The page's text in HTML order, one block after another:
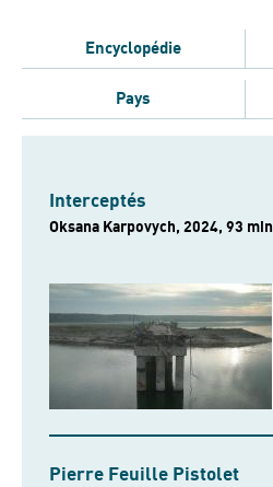
Encyclopédie
Pays
Interceptés
Oksana Karpovych, 2024, 93 min
Pierre Feuille Pistolet